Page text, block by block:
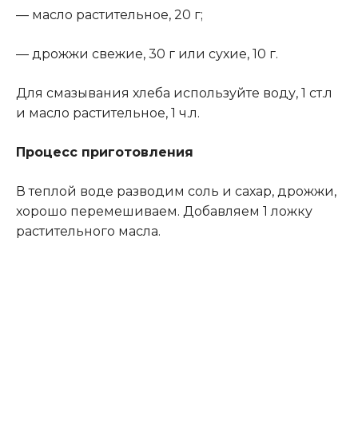
— масло растительное, 20 г;
— дрожжи свежие, 30 г или сухие, 10 г.
Для смазывания хлеба используйте воду, 1 ст.л
и масло растительное, 1 ч.л.
Процесс приготовления
В теплой воде разводим соль и сахар, дрожжи,
хорошо перемешиваем. Добавляем 1 ложку
растительного масла.